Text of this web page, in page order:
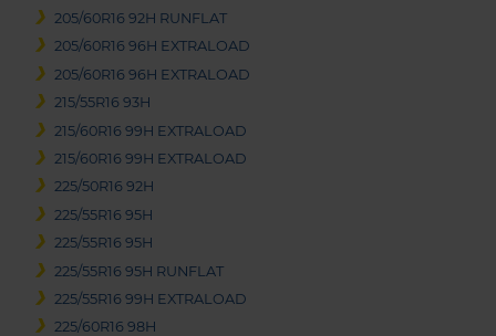
205/60R16 92H RUNFLAT
205/60R16 96H EXTRALOAD
205/60R16 96H EXTRALOAD
215/55R16 93H
215/60R16 99H EXTRALOAD
215/60R16 99H EXTRALOAD
225/50R16 92H
225/55R16 95H
225/55R16 95H
225/55R16 95H RUNFLAT
225/55R16 99H EXTRALOAD
225/60R16 98H